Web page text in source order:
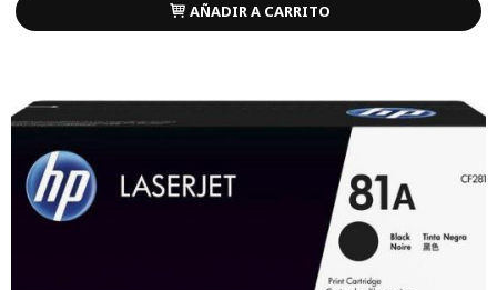
AÑADIR A CARRITO